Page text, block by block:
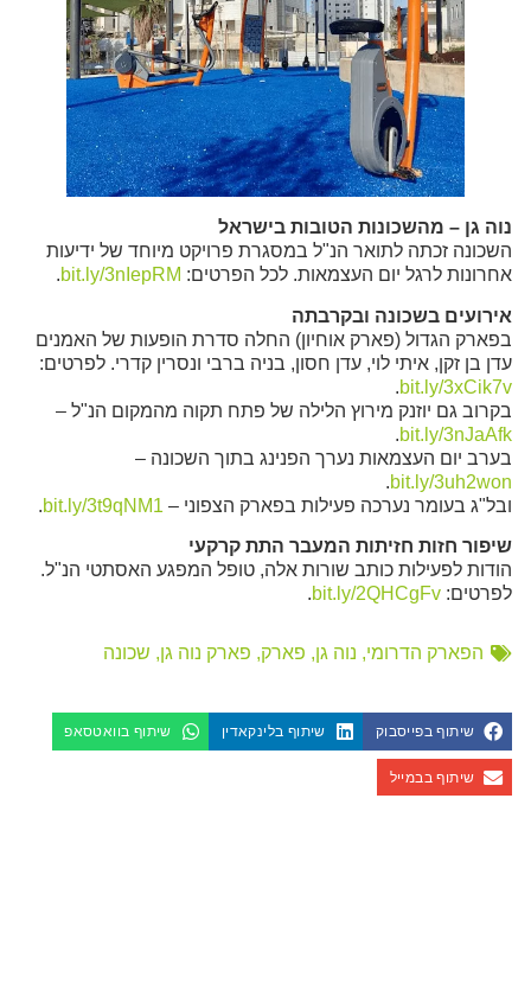
נוה גן – מהשכונות הטובות בישראל
השכונה זכתה לתואר הנ"ל במסגרת פרויקט מיוחד של ידיעות
אחרונות לרגל יום העצמאות. לכל הפרטים: bit.ly/3nIepRM
.
אירועים בשכונה ובקרבתה
בפארק הגדול (פארק אוחיון) החלה סדרת הופעות של האמנים
עדן בן זקן, איתי לוי, עדן חסון, בניה ברבי ונסרין קדרי. לפרטים:
bit.ly/3xCik7v
.
בקרוב גם יוזנק מירוץ הלילה של פתח תקוה מהמקום הנ"ל –
bit.ly/3nJaAfk
.
בערב יום העצמאות נערך הפנינג בתוך השכונה –
bit.ly/3uh2won
.
ובל"ג בעומר נערכה פעילות בפארק הצפוני – bit.ly/3t9qNM1
.
שיפור חזות חזיתות המעבר התת קרקעי
הודות לפעילות כותב שורות אלה, טופל המפגע האסתטי הנ"ל.
לפרטים: bit.ly/2QHCgFv
.
הפארק הדרומי, נוה גן, פארק, פארק נוה גן, שכונה
שיתוף בפייסבוק שיתוף בלינקאדין שיתוף בוואטסאפ
שיתוף בבמייל